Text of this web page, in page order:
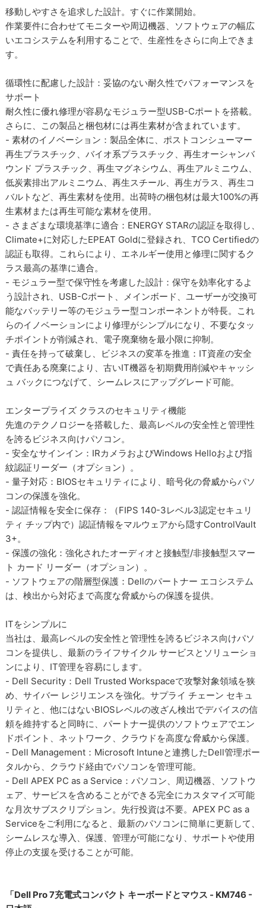
移動しやすさを追求した設計。すぐに作業開始。
作業要件に合わせてモニターや周辺機器、ソフトウェアの幅広
いエコシステムを利用することで、生産性をさらに向上できま
す。
循環性に配慮した設計：妥協のない耐久性でパフォーマンスを
サポート
耐久性に優れ修理が容易なモジュラー型USB-Cポートを搭載。
さらに、この製品と梱包材には再生素材が含まれています。
- 素材のイノベーション：製品全体に、ポストコンシューマー
再生プラスチック、バイオ系プラスチック、再生オーシャンバ
ウンド プラスチック、再生マグネシウム、再生アルミニウム、
低炭素排出アルミニウム、再生スチール、再生ガラス、再生コ
バルトなど、再生素材を使用。出荷時の梱包材は最大100%の再
生素材または再生可能な素材を使用。
- さまざまな環境基準に適合：ENERGY STARの認証を取得し、
Climate+に対応したEPEAT Goldに登録され、TCO Certifiedの
認証も取得。これらにより、エネルギー使用と修理に関するク
ラス最高の基準に適合。
- モジュラー型で保守性を考慮した設計：保守を効率化するよ
う設計され、USB-Cポート、メインボード、ユーザーが交換可
能なバッテリー等のモジュラー型コンポーネントが特長。これ
らのイノベーションにより修理がシンプルになり、不要なタッ
チポイントが削減され、電子廃棄物を最小限に抑制。
- 責任を持って破棄し、ビジネスの変革を推進：IT資産の安全
で責任ある廃棄により、古いIT機器を初期費用削減やキャッシ
ュ バックにつなげて、シームレスにアップグレード可能。
エンタープライズ クラスのセキュリティ機能
先進のテクノロジーを搭載した、最高レベルの安全性と管理性
を誇るビジネス向けパソコン。
- 安全なサインイン：IRカメラおよびWindows Helloおよび指
紋認証リーダー（オプション）。
- 量子対応：BIOSセキュリティにより、暗号化の脅威からパソ
コンの保護を強化。
- 認証情報を安全に保存：（FIPS 140-3レベル3認定セキュリ
ティ チップ内で）認証情報をマルウェアから隠すControlVault
3+。
- 保護の強化：強化されたオーディオと接触型/非接触型スマー
ト カード リーダー（オプション）。
- ソフトウェアの階層型保護：Dellのパートナー エコシステム
は、検出から対応まで高度な脅威からの保護を提供。
ITをシンプルに
当社は、最高レベルの安全性と管理性を誇るビジネス向けパソ
コンを提供し、最新のライフサイクル サービスとソリューショ
ンにより、IT管理を容易にします。
- Dell Security：Dell Trusted Workspaceで攻撃対象領域を狭
め、サイバー レジリエンスを強化。サプライ チェーン セキュ
リティと、他にはないBIOSレベルの改ざん検出でデバイスの信
頼を維持すると同時に、パートナー提供のソフトウェアでエン
ドポイント、ネットワーク、クラウドを高度な脅威から保護。
- Dell Management：Microsoft Intuneと連携したDell管理ポー
タルから、クラウド経由でパソコンを管理可能。
- Dell APEX PC as a Service：パソコン、周辺機器、ソフトウ
ェア、サービスを含めることができる完全にカスタマイズ可能
な月次サブスクリプション。先行投資は不要。APEX PC as a
Serviceをご利用になると、最新のパソコンに簡単に更新して、
シームレスな導入、保護、管理が可能になり、サポートや使用
停止の支援を受けることが可能。
「Dell Pro 7充電式コンパクト キーボードとマウス - KM746 -